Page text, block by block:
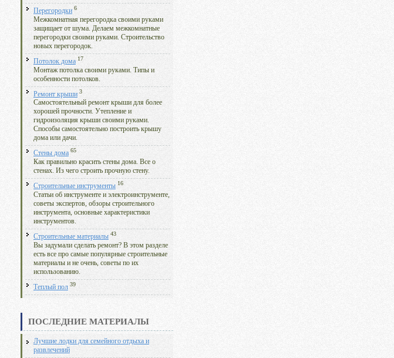
Перегородки 6
Межкомнатная перегородка своими руками
защищает от шума. Делаем межкомнатные
перегородки своими руками. Строительство
новых перегородок.
Потолок дома 17
Монтаж потолка своими руками. Типы и
особенности потолков.
Ремонт крыши 3
Самостоятельный ремонт крыши для более
хорошей прочности. Утепление и
гидроизоляция крыши своими руками.
Способы самостоятельно построить крышу
дома или дачи.
Стены дома 65
Как правильно красить стены дома. Все о
стенах. Из чего строить прочную стену.
Строительные инструменты 16
Статьи об инструменте и электроинструменте,
советы экспертов, обзоры строительного
инструмента, основные характеристики
инструментов.
Строительные материалы 43
Вы задумали сделать ремонт? В этом разделе
есть все про самые популярные строительные
материалы и не очень, советы по их
использованию.
Теплый пол 39
ПОСЛЕДНИЕ МАТЕРИАЛЫ
Лучшие лодки для семейного отдыха и
развлечений